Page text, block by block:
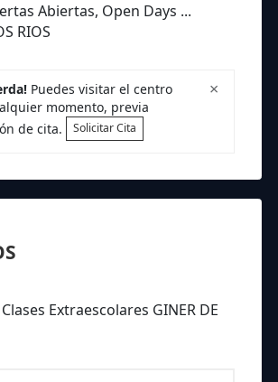
Abiertas, Open Days ...
RIOS
×
Puedes visitar el centro
momento, previa
de cita.
Solicitar Cita
Extraescolares GINER DE